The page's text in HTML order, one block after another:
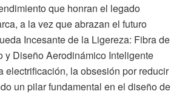
que honran el legado
a la vez que abrazan el futuro
Incesante de la Ligereza: Fibra de
y Diseño Aerodinámico Inteligente
electrificación, la obsesión por reducir
un pilar fundamental en el diseño de